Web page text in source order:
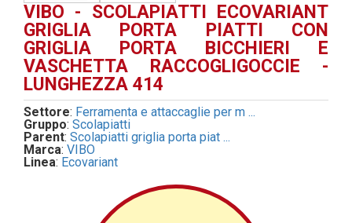
VIBO - SCOLAPIATTI ECOVARIANT
GRIGLIA PORTA PIATTI CON
GRIGLIA PORTA BICCHIERI E
VASCHETTA RACCOGLIGOCCIE -
LUNGHEZZA 414
Settore: Ferramenta e attaccaglie per m ...
Gruppo: Scolapiatti
Parent: Scolapiatti griglia porta piat ...
Marca: VIBO
Linea: Ecovariant